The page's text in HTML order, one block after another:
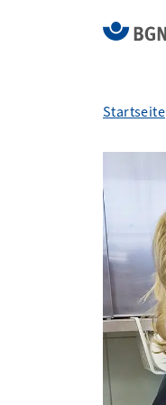
Startseite